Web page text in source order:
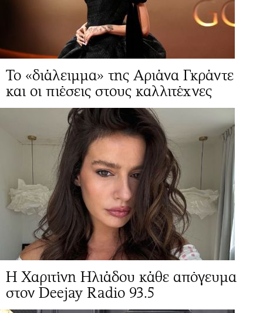
Το «διάλειμμα» της Αριάνα Γκράντε
και οι πιέσεις στους καλλιτέχνες
Η Χαριτίνη Ηλιάδου κάθε απόγευμα
στον Deejay Radio 93.5